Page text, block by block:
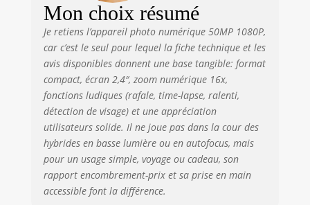
résolution dans un
boîtier compact
pour des prises de
vue confortables
en déplacement.
Profitez de sa
polyvalence grâce
à sa monture RF
offrant la
possibilité
d'utiliser aussi
bien des objectifs
RF que EF.
Mon choix résumé
Je retiens l’appareil photo numérique 50MP 1080P,
car c’est le seul pour lequel la fiche technique et les
avis disponibles donnent une base tangible: format
compact, écran 2,4″, zoom numérique 16x,
fonctions ludiques (rafale, time-lapse, ralenti,
détection de visage) et une appréciation
utilisateurs solide. Il ne joue pas dans la cour des
hybrides en basse lumière ou en autofocus, mais
pour un usage simple, voyage ou cadeau, son
rapport encombrement-prix et sa prise en main
accessible font la différence.